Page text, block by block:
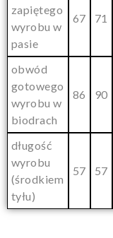
zapiętego
wyrobu w
pasie
67 71
obwód
gotowego
wyrobu w
biodrach
86 90
długość
wyrobu
(środkiem
tyłu)
57 57